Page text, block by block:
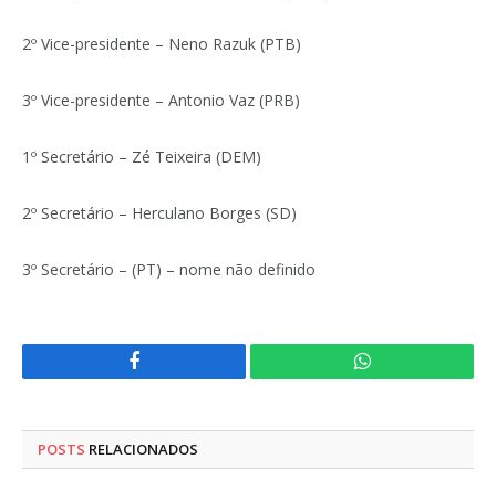
2º Vice-presidente – Neno Razuk (PTB)
3º Vice-presidente – Antonio Vaz (PRB)
1º Secretário – Zé Teixeira (DEM)
2º Secretário – Herculano Borges (SD)
3º Secretário – (PT) – nome não definido
Facebook WhatsApp
POSTS RELACIONADOS